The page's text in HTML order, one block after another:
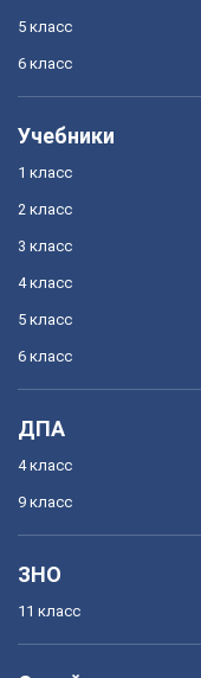
5 класс
6 класс
Учебники
1 класс
2 класс
3 класс
4 класс
5 класс
6 класс
ДПА
4 класс
9 класс
ЗНО
11 класс